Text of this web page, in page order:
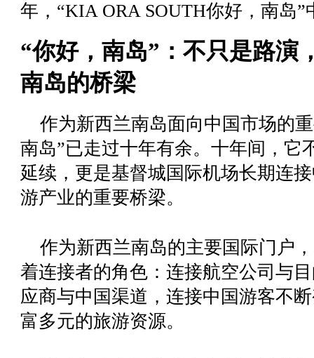
年， “KIA ORA SOUTH你好 ，南岛”
“你好，南岛”：不只是路演
南岛的桥梁
作为新西兰南岛面向中国市场的
南岛”已走过十年有余。十年间，它
延续，更是基督城国际机场长期连
游产业的重要桥梁。
作为新西兰南岛的主要国际门户
着连接者的角色：连接航空公司与
应商与中国渠道，连接中国游客不
富多元的旅游资源。